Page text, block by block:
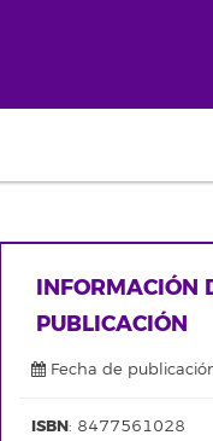
INFORMACIÓN
PUBLICACIÓN
Fecha de
ISBN: 8477561028